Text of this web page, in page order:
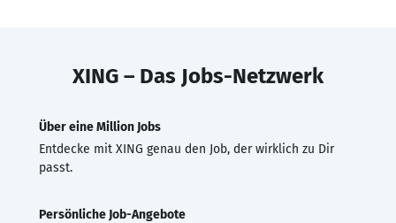
XING – Das Jobs-Netzwerk
Über eine Million Jobs
Entdecke mit XING genau den Job, der wirklich zu Dir
passt.
Persönliche Job-Angebote